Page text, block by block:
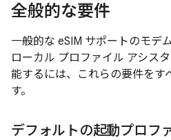
全般的な要件
一般的な eSIM サポートのモデ
ローカル プロファイル アシス
能するには、これらの要件をす
す。
デフォルトの起動プロフ